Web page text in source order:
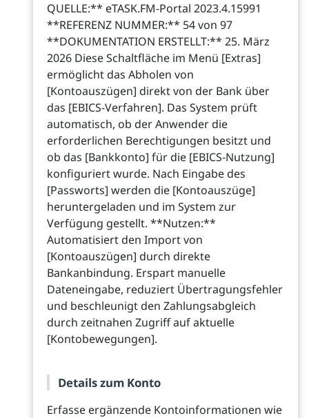
QUELLE:** eTASK.FM-Portal 2023.4.15991
**REFERENZ NUMMER:** 54 von 97
**DOKUMENTATION ERSTELLT:** 25. März
2026 Diese Schaltfläche im Menü [Extras]
ermöglicht das Abholen von
[Kontoauszügen] direkt von der Bank über
das [EBICS-Verfahren]. Das System prüft
automatisch, ob der Anwender die
erforderlichen Berechtigungen besitzt und
ob das [Bankkonto] für die [EBICS-Nutzung]
konfiguriert wurde. Nach Eingabe des
[Passworts] werden die [Kontoauszüge]
heruntergeladen und im System zur
Verfügung gestellt. **Nutzen:**
Automatisiert den Import von
[Kontoauszügen] durch direkte
Bankanbindung. Erspart manuelle
Dateneingabe, reduziert Übertragungsfehler
und beschleunigt den Zahlungsabgleich
durch zeitnahen Zugriff auf aktuelle
[Kontobewegungen].
Details zum Konto
Erfasse ergänzende Kontoinformationen wie